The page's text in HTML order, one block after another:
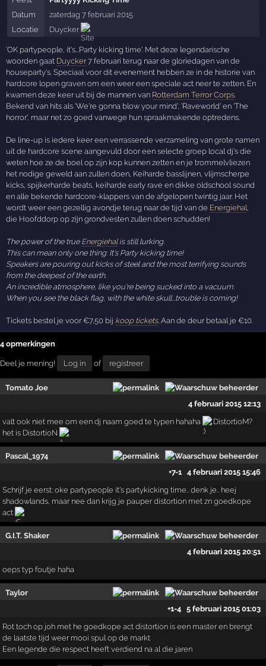
Datum
zaterdag 7 februari 2015
Locatie
Duycker
'OK partypeople, it's...Party kicking time'. Met deze legendarische
woorden gaat Duycker7 februari terug naar de gloriedagen van de
houseparty's. Speciaal voor dit evenement hebben ze in de historie van
hardcore lopen graven om een weer een speciale act neer te zetten. En
kwamen deze keer uit bij de mannen van Rotterdam Terror Corps
Bekend van hits als 'We're gonna blow your mind', 'Raveworld' en 'The
horror', maar net zo goed vanwege hun spraakmakende optredens.
De line-up is iedere keer een verrassende verzameling van grote namen
uit de hardcore scene aangevuld door een selecte groep local dj's die
weten hoe ze de boel op zijn kop kunnen zetten en je trommelvliezen
het nodige geweld aan zullen doen, Keiharde basslijnen, vlijmscherpe
kicks, spijkerharde beats, keiharde early rave en dikke oldschool sound
en alle bekende hardcore-klappers van de afgelopen twintig jaar. Het
wordt weer een gezellig avondje terug naar de tijd van de Energiehal
die Hoofddorp op zijn grondvesten zullen doen schudden!
The power of the true Energiehalis still lurking.
This can mean only one thing: It's Party kicking time!
Speakers are pouring out kicks of steel and the most terrifying sounds
from the deepest of the earth.
An incredible atmosphere, like you're being sucked into a vacuum.
When you see the black flag, with the white skull...trouble is coming!
Tickets bestel je voor €7,50 bij koop tickets. Aan de deur betaal je €10.
4 opmerkingen
Deel je mening! Log in of registreer
Tomato Joe
4 februari 2015 12:13
valt ook niet mee om een dj naam goed te typen hahaha
DistortioM?
het is DistortioN
Pascal_1974
+7-1 4 februari 2015 15:46
Schrijf je eerst: oke partypeople it's partykicking time.. denk je.. heej
shadowlands, maar nee dan krijg je pauper distortion met zn goedkope
act
G.I.T. Shaker
4 februari 2015 20:51
oeps typ foutje haha
Taylor
+1-4 5 februari 2015 01:03
Rot toch op joh met he goedkope act distortion is een master en brengt
de laatste tijd weer mooi spul op de markt
Een legende die respect heeft verdiend na al die jaren